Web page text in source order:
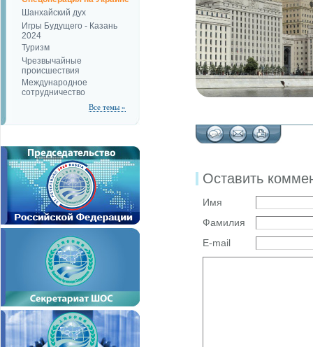
Шанхайский дух
Игры Будущего - Казань
2024
Туризм
Чрезвычайные
происшествия
Международное
сотрудничество
Все темы »
Оставить
Имя
Фамилия
E-mail